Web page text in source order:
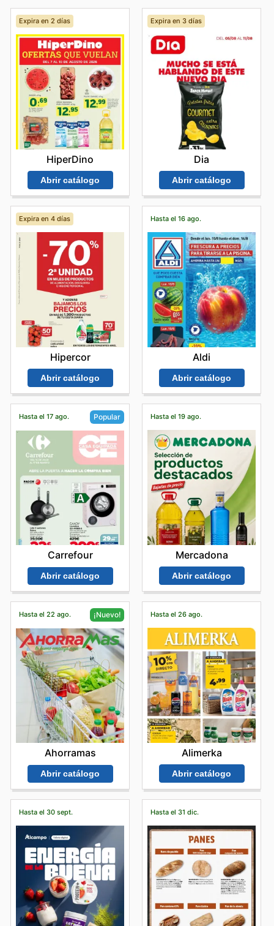
Expira en 2 días
HiperDino
Abrir catálogo
Expira en 3 días
Dia
Abrir catálogo
Expira en 4 días
Hipercor
Abrir catálogo
Hasta el 16 ago.
Aldi
Abrir catálogo
Hasta el 17 ago. Popular
Carrefour
Abrir catálogo
Hasta el 19 ago.
Mercadona
Abrir catálogo
Hasta el 22 ago. ¡Nuevo!
Ahorramas
Abrir catálogo
Hasta el 26 ago.
Alimerka
Abrir catálogo
Hasta el 30 sept. Hasta el 31 dic.